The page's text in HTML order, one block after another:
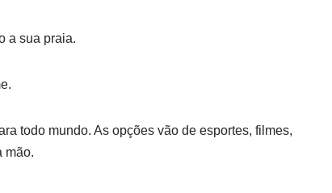
a sua praia.
todo mundo. As opções vão de esportes, filmes,
mão.